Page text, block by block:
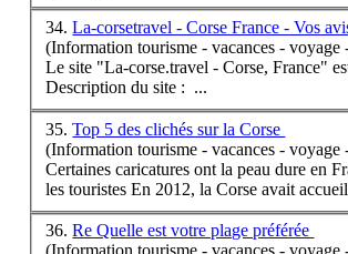
34.La-corsetravel - Corse France - Vos
(Information tourisme - vacances - voyage
Le site "La-corse.travel -Corse, France"
Description du site : ...
35.Top 5 des clichés sur la Corse
(Information tourisme - vacances -
Certaines caricatures ont la peau dure en
les touristes En 2012, laCorse avait
36.Re Quelle est votre plage préférée